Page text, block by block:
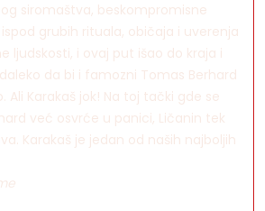
siromaštva, beskompromisne
grubih rituala, običaja i uverenja
ljudskosti, i ovaj put išao do kraja i
da bi i famozni Tomas Berhard
Ali Karakaš jok! Na toj tački gde se
već osvrće u panici, Ličanin tek
Karakaš je jedan od naših najboljih